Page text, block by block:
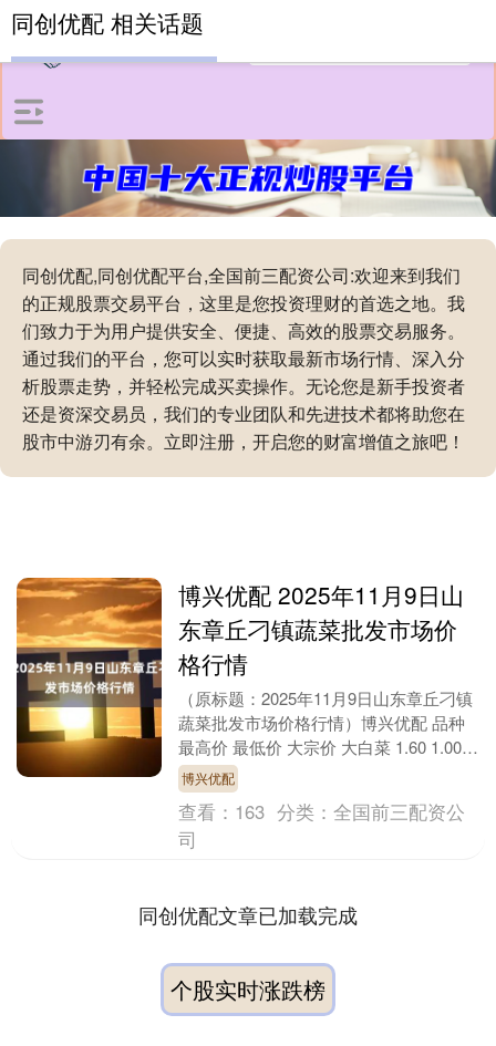
同创优配,同创优配平台,全国前三配资公司:欢迎来到我们
的正规股票交易平台，这里是您投资理财的首选之地。我
们致力于为用户提供安全、便捷、高效的股票交易服务。
通过我们的平台，您可以实时获取最新市场行情、深入分
析股票走势，并轻松完成买卖操作。无论您是新手投资者
还是资深交易员，我们的专业团队和先进技术都将助您在
股市中游刃有余。立即注册，开启您的财富增值之旅吧！
同创优配 相关话题
博兴优配 2025年11月9日山
东章丘刁镇蔬菜批发市场价
格行情
（原标题：2025年11月9日山东章丘刁镇
蔬菜批发市场价格行情）博兴优配 品种
最高价 最低价 大宗价 大白菜 1.60 1.00
1.40 小白菜 3.00 ....
博兴优配
查看： 163 分类：全国前三配资公
司
同创优配文章已加载完成
个股实时涨跌榜